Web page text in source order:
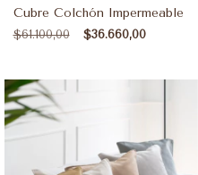
Cubre Colchón Impermeable
$61.100,00 $36.660,00